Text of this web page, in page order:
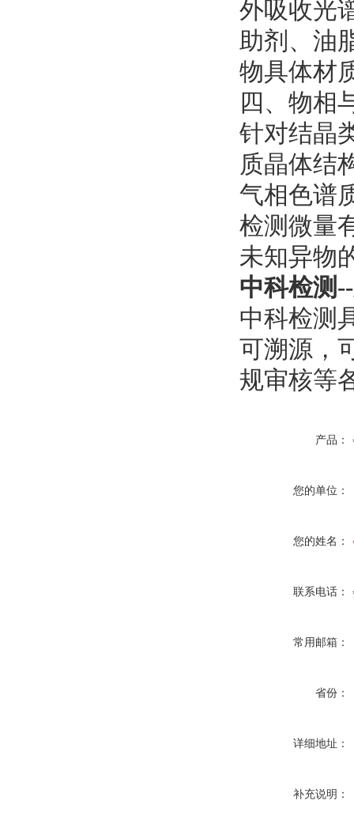
外吸收光
助剂、油
物具体材
四、物相
针对结晶
质晶体结
气相色谱
检测微量
未知异物
中科检测
中科检测
可溯源，
规审核等
产品：
您的单位：
您的姓名：
联系电话：
常用邮箱：
省份：
详细地址：
补充说明：